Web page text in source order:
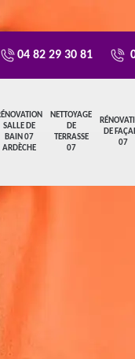
SALLE DE
BAIN 07
ARDÈCHE
NETTOYAGE
DE
TERRASSE
07
DE
07
04 82 29 30 81